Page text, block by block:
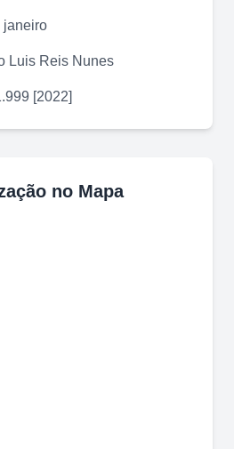
janeiro
Luis Reis Nunes
[2022]
no Mapa